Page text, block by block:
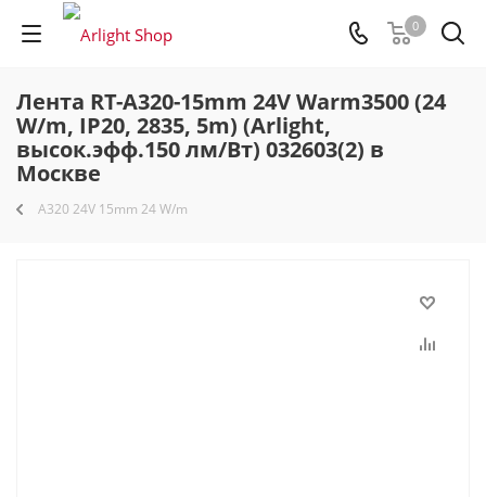
0
Лента RT-A320-15mm 24V Warm3500 (24
W/m, IP20, 2835, 5m) (Arlight,
высок.эфф.150 лм/Вт) 032603(2) в
Москве
A320 24V 15mm 24 W/m